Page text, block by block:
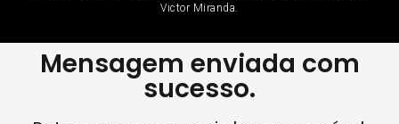
Victor Miranda.
Mensagem enviada com
sucesso.